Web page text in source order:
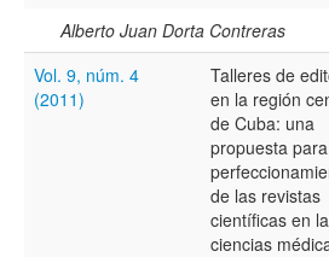
Términos de indexación
Disciplinas
Tipo (método/enfoque)
Alberto Juan Dorta Contreras
Vol. 9, núm. 4
(2011)
Talleres de
en la región
de Cuba: una
propuesta
de las revistas
científicas en
ciencias